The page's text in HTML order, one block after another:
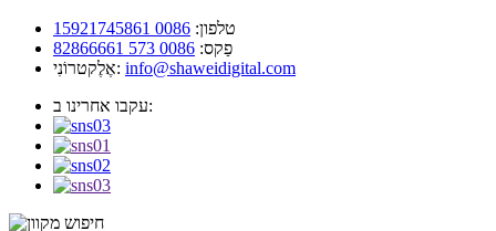
טלפון: 0086 15921745861
פַקס: 0086 573 82866661
אֶלֶקטרוֹנִי: info@shaweidigital.com
עקבו אחרינו ב: